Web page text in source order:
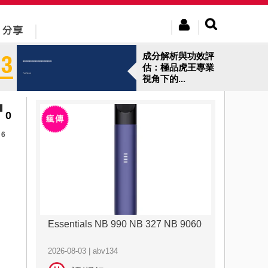
成分解析與功效評
估：極品虎王專業
視角下的...
0
6
Essentials NB 990 NB 327 NB 9060
2026-08-03 | abv134